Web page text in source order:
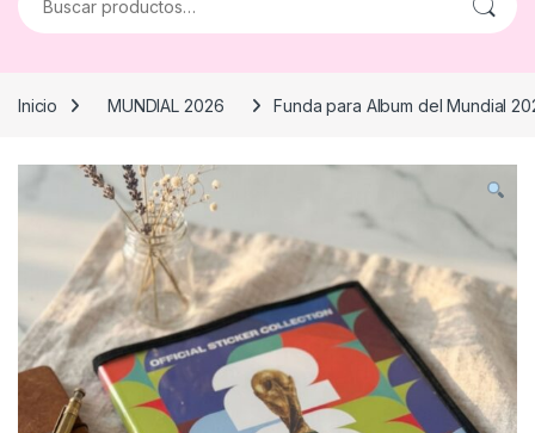
Inicio MUNDIAL 2026 Funda para Album del Mundial